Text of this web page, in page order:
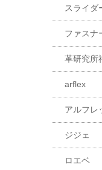
スライダ
ファスナ
革研究所
arflex
アルフレ
ジジェ
ロエベ